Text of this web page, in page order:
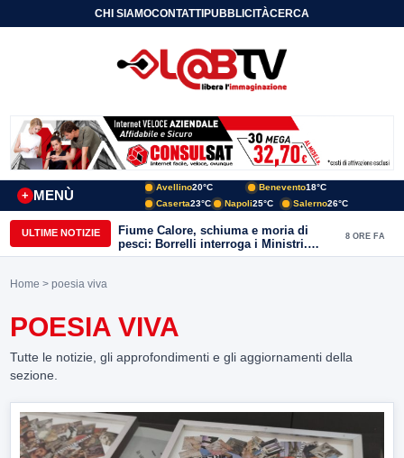
CHI SIAMOCONTATTIPUBBLICITÀCERCA
MENÙ
+
Avellino20°C Benevento18°C
Caserta23°C Napoli25°C Salerno26°C
ULTIME NOTIZIE
Fiume Calore, schiuma e moria di
pesci: Borrelli interroga i Ministri.
“Benevento paga l’assenza del
8 ORE FA
Home > poesia viva
POESIA VIVA
Tutte le notizie, gli approfondimenti e gli aggiornamenti della
sezione.